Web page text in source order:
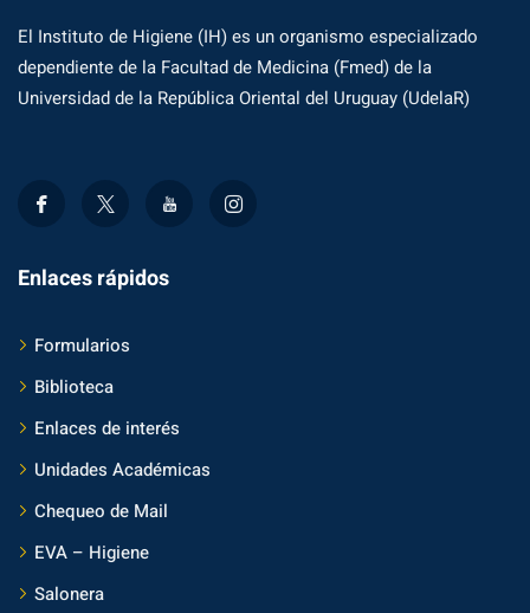
El Instituto de Higiene (IH) es un organismo especializado
dependiente de la Facultad de Medicina (Fmed) de la
Universidad de la República Oriental del Uruguay (UdelaR)
Enlaces rápidos
Formularios
Biblioteca
Enlaces de interés
Unidades Académicas
Chequeo de Mail
EVA – Higiene
Salonera